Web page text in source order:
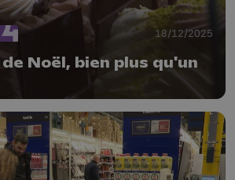
18/12/2025
Noël, bien plus qu'un